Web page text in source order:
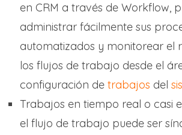
en CRM a través de Workflow,
administrar fácilmente sus
automatizados y monitorear el
los flujos de trabajo desde el
configuración de trabajos del
Trabajos en tiempo real o casi
el flujo de trabajo puede ser